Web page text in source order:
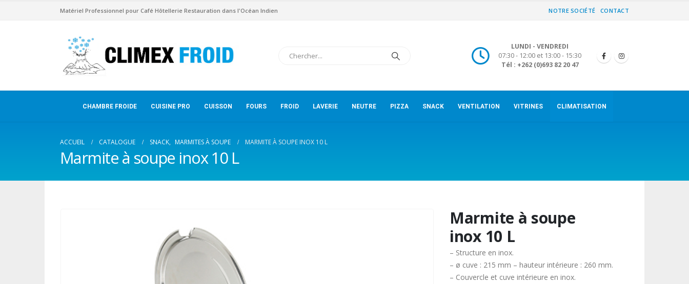
Matériel Professionnel pour Café Hôtellerie Restauration dans l'Océan Indien NOTRE SOCIÉTÉ CONTACT
LUNDI - VENDREDI
07:30 - 12:00 et 13:00 - 15:30
Tél : +262 (0)693 82 20 47
CHAMBRE FROIDE CUISINE PRO CUISSON FOURS FROID LAVERIE NEUTRE PIZZA SNACK VENTILATION VITRINES CLIMATISATION
ACCUEIL CATALOGUE SNACK, MARMITES À SOUPE MARMITE À SOUPE INOX 10 L
Marmite à soupe inox 10 L
Marmite à soupe
inox 10 L
– Structure en inox.
– ø cuve : 215 mm – hauteur intérieure : 260 mm.
– Couvercle et cuve intérieure en inox.